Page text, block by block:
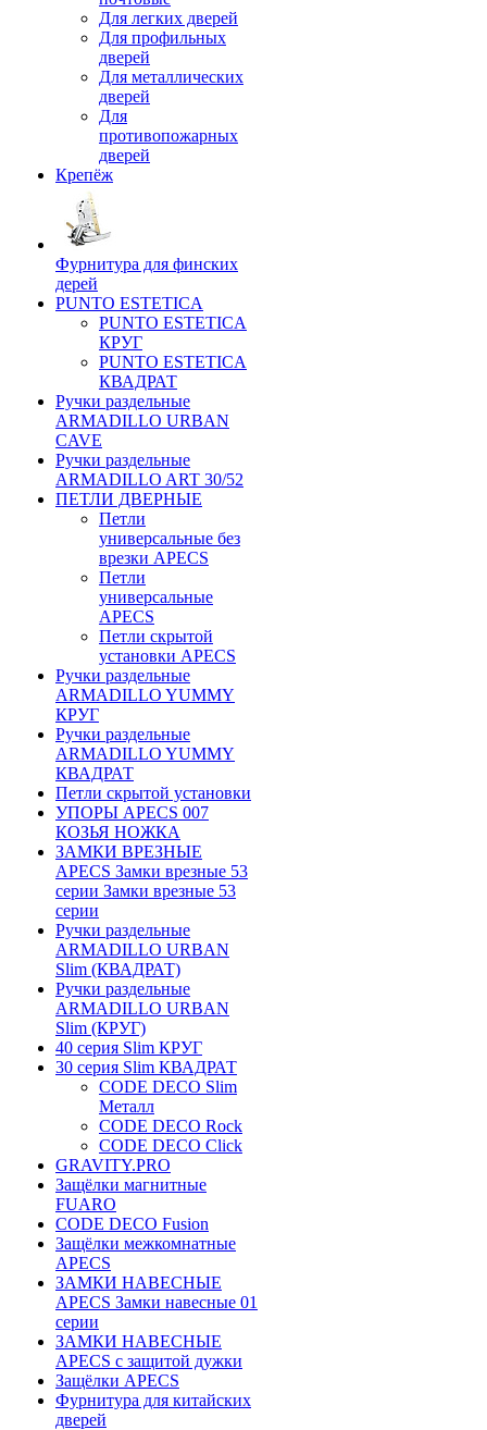
Для легких дверей
Для профильных
дверей
Для металлических
дверей
Для
противопожарных
дверей
Крепёж
Фурнитура для финских
дерей
PUNTO ESTETICA
PUNTO ESTETICA
КРУГ
PUNTO ESTETICA
КВАДРАТ
Ручки раздельные
ARMADILLO URBAN
CAVE
Ручки раздельные
ARMADILLO ART 30/52
ПЕТЛИ ДВЕРНЫЕ
Петли
универсальные без
врезки APECS
Петли
универсальные
APECS
Петли скрытой
установки APECS
Ручки раздельные
ARMADILLO YUMMY
КРУГ
Ручки раздельные
ARMADILLO YUMMY
КВАДРАТ
Петли скрытой установки
УПОРЫ APECS 007
КОЗЬЯ НОЖКА
ЗАМКИ ВРЕЗНЫЕ
APECS Замки врезные 53
серии Замки врезные 53
серии
Ручки раздельные
ARMADILLO URBAN
Slim (КВАДРАТ)
Ручки раздельные
ARMADILLO URBAN
Slim (КРУГ)
40 серия Slim КРУГ
30 серия Slim КВАДРАТ
CODE DECO Slim
Металл
CODE DECO Rock
CODE DECO Click
GRAVITY.PRO
Защёлки магнитные
FUARO
CODE DECO Fusion
Защёлки межкомнатные
APECS
ЗАМКИ НАВЕСНЫЕ
APECS Замки навесные 01
серии
ЗАМКИ НАВЕСНЫЕ
APECS с защитой дужки
Защёлки APECS
Фурнитура для китайских
дверей